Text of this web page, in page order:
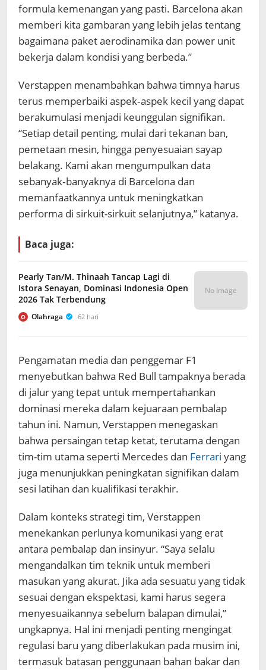
formula kemenangan yang pasti. Barcelona akan
memberi kita gambaran yang lebih jelas tentang
bagaimana paket aerodinamika dan power unit
bekerja dalam kondisi yang berbeda.”
Verstappen menambahkan bahwa timnya harus
terus memperbaiki aspek‑aspek kecil yang dapat
berakumulasi menjadi keunggulan signifikan.
“Setiap detail penting, mulai dari tekanan ban,
pemetaan mesin, hingga penyesuaian sayap
belakang. Kami akan mengumpulkan data
sebanyak‑banyaknya di Barcelona dan
memanfaatkannya untuk meningkatkan
performa di sirkuit-sirkuit selanjutnya,” katanya.
Baca juga:
Pearly Tan/M. Thinaah Tancap Lagi di
Istora Senayan, Dominasi Indonesia Open
2026 Tak Terbendung
O Olahraga 62 hari
No Image
Pengamatan media dan penggemar F1
menyebutkan bahwa Red Bull tampaknya berada
di jalur yang tepat untuk mempertahankan
dominasi mereka dalam kejuaraan pembalap
tahun ini. Namun, Verstappen menegaskan
bahwa persaingan tetap ketat, terutama dengan
tim-tim utama seperti Mercedes dan Ferrari yang
juga menunjukkan peningkatan signifikan dalam
sesi latihan dan kualifikasi terakhir.
Dalam konteks strategi tim, Verstappen
menekankan perlunya komunikasi yang erat
antara pembalap dan insinyur. “Saya selalu
mengandalkan tim teknik untuk memberi
masukan yang akurat. Jika ada sesuatu yang tidak
sesuai dengan ekspektasi, kami harus segera
menyesuaikannya sebelum balapan dimulai,”
ungkapnya. Hal ini menjadi penting mengingat
regulasi baru yang diberlakukan pada musim ini,
termasuk batasan penggunaan bahan bakar dan